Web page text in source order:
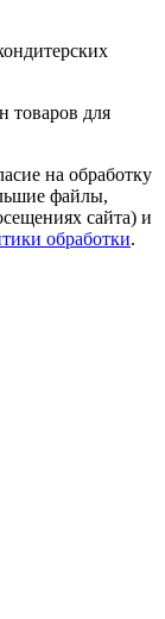
товаров для
на обработку
файлы,
сайта) и
обработки.